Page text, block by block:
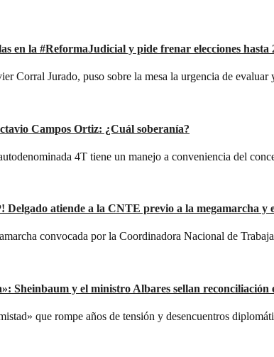
en la #ReformaJudicial y pide frenar elecciones hasta
Corral Jurado, puso sobre la mesa la urgencia de
Campos Ortiz: ¿Cuál soberanía?
4T tiene un manejo a conveniencia del
Delgado atiende a la CNTE previo a la megamarcha y
convocada por la Coordinadora Nacional de
Sheinbaum y el ministro Albares sellan reconciliación
que rompe años de tensión y desencuentros